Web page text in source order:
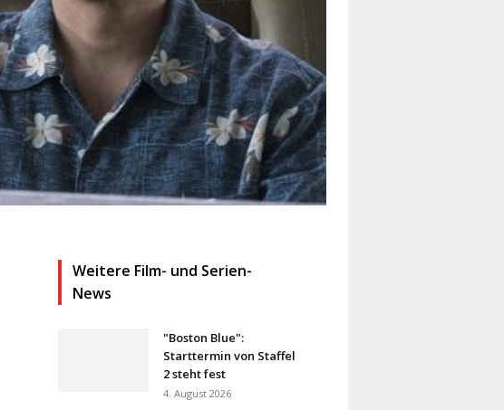
Weitere Film- und Serien-
News
"Boston Blue":
Starttermin von Staffel
2 steht fest
4. August 2026